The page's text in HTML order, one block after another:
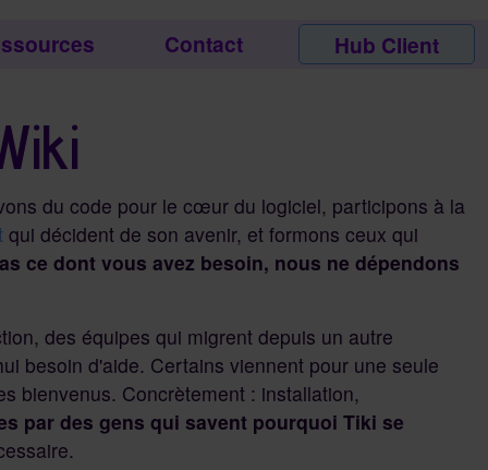
Contact Hub Client
du code pour le cœur du logiciel, participons à la
qui décident de son avenir, et formons ceux qui
ce dont vous avez besoin, nous ne dépendons
des équipes qui migrent depuis un autre
besoin d'aide. Certains viennent pour une seule
bienvenus. Concrètement : installation,
par des gens qui savent pourquoi Tiki se